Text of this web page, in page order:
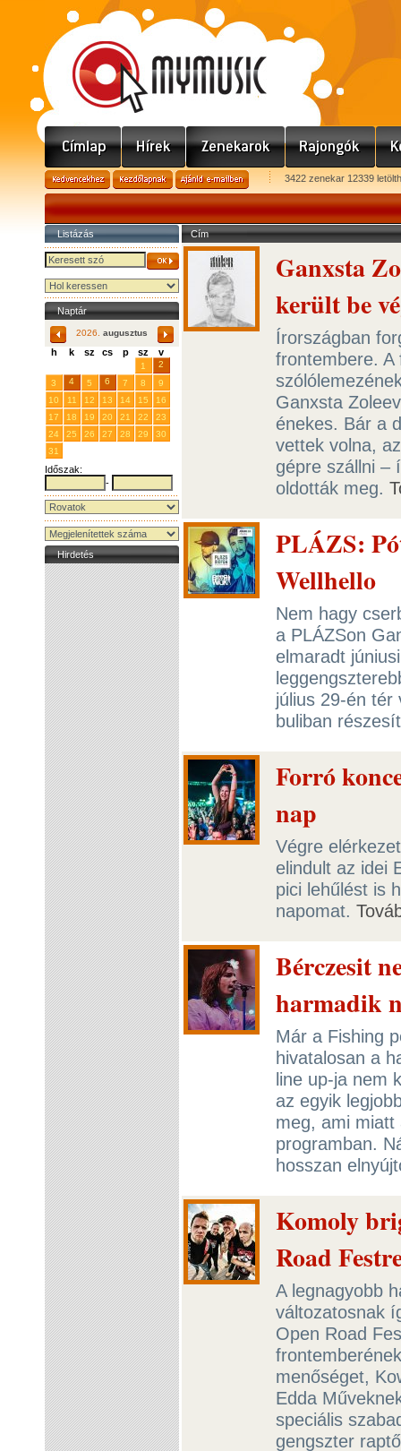
3422 zenekar 12339
Listázás
Naptár
2026. augusztus
h k sz cs p sz v
1
2
3
4 5 6 7 8
9
10
11 12 13 14 15
16
17
18 19 20 21 22
23
24
25 26 27 28 29
30
31
Időszak:
-
Hirdetés
Cím
Ganxsta
került be
Írországban
frontembere. A
Ganxsta
énekes. Bár a
vettek volna,
gépre szállni –
oldották meg.
PLÁZS:
Wellhello
Nem hagy
a PLÁZSon
elmaradt
július 29-én tér
buliban
Forró
nap
Végre
elindult az idei
pici lehűlést is
napomat.
Bérczesit
harmadik
Már a Fishing
hivatalosan a
line up-ja nem
az egyik
meg, ami miatt
programban.
hosszan
Komoly
Road
A legnagyobb
változatosnak
Open Road
menőséget,
Edda
speciális
gengszter